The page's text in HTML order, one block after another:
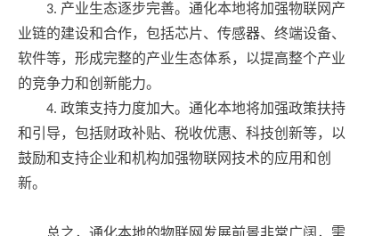
3. 产业生态逐步完善。通化本地将加强物联网产
业链的建设和合作，包括芯片、传感器、终端设备、
软件等，形成完整的产业生态体系，以提高整个产业
的竞争力和创新能力。
4. 政策支持力度加大。通化本地将加强政策扶持
和引导，包括财政补贴、税收优惠、科技创新等，以
鼓励和支持企业和机构加强物联网技术的应用和创
新。